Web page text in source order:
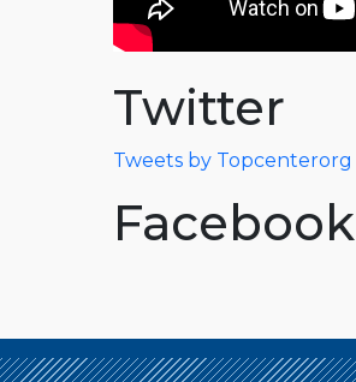
Twitter
Tweets by Topcenterorg
Facebook